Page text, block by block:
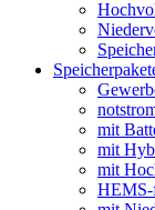
mit
mit
mit
HEMS-